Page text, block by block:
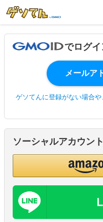
でログイ
ゲソてんに登録がない場合
ソーシャルアカウン